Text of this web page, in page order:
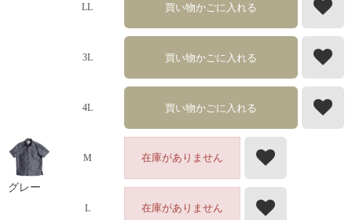
LL 買い物かごに入れる
3L 買い物かごに入れる
4L 買い物かごに入れる
グレー
M 在庫がありません
L 在庫がありません